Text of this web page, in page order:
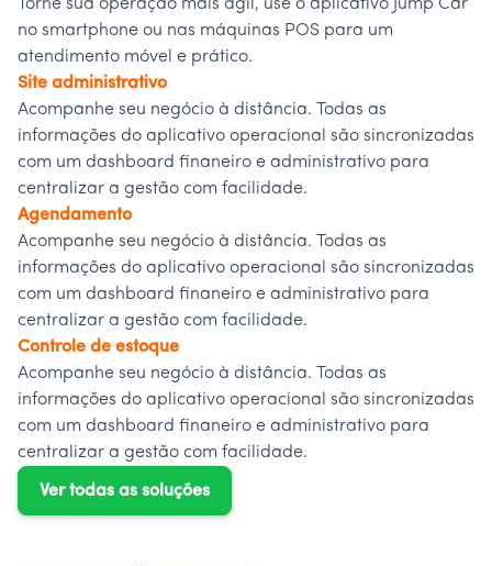
Torne sua operação mais ágil, use o aplicativo Jump Car
no smartphone ou nas máquinas POS para um
atendimento móvel e prático.
Site administrativo
Acompanhe seu negócio à distância. Todas as
informações do aplicativo operacional são sincronizadas
com um dashboard finaneiro e administrativo para
centralizar a gestão com facilidade.
Agendamento
Acompanhe seu negócio à distância. Todas as
informações do aplicativo operacional são sincronizadas
com um dashboard finaneiro e administrativo para
centralizar a gestão com facilidade.
Controle de estoque
Acompanhe seu negócio à distância. Todas as
informações do aplicativo operacional são sincronizadas
com um dashboard finaneiro e administrativo para
centralizar a gestão com facilidade.
Ver todas as soluções